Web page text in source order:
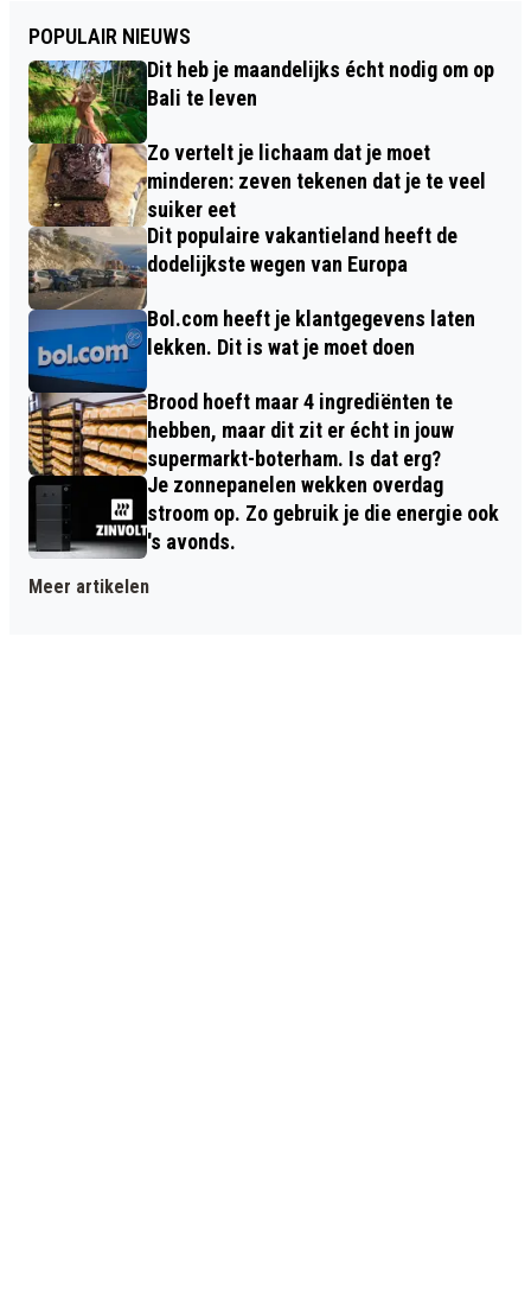
POPULAIR NIEUWS
Dit heb je maandelijks écht nodig om op
Bali te leven
Zo vertelt je lichaam dat je moet
minderen: zeven tekenen dat je te veel
suiker eet
Dit populaire vakantieland heeft de
dodelijkste wegen van Europa
Bol.com heeft je klantgegevens laten
lekken. Dit is wat je moet doen
Brood hoeft maar 4 ingrediënten te
hebben, maar dit zit er écht in jouw
supermarkt-boterham. Is dat erg?
Je zonnepanelen wekken overdag
stroom op. Zo gebruik je die energie ook
's avonds.
Meer artikelen